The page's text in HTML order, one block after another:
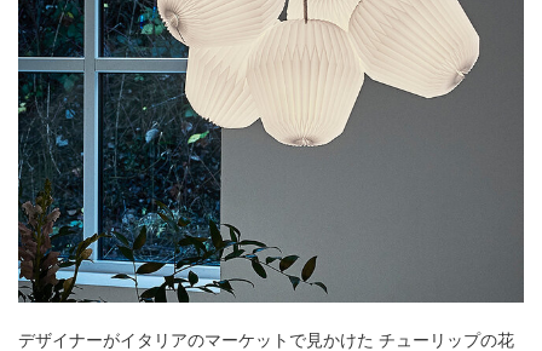
デザイナーがイタリアのマーケットで見かけた チューリップの花